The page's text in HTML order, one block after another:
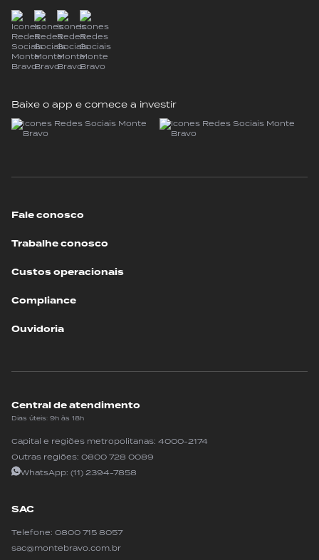
Baixe o app e comece a investir
Fale conosco
Trabalhe conosco
Custos operacionais
Compliance
Ouvidoria
Central de atendimento
Dias úteis: 9h às 18h
Capital e regiões metropolitanas: 4000-2174
Outras regiões: 0800 728 0089
WhatsApp: (11) 2394-7858
SAC
Telefone: 0800 715 8057
sac@montebravo.com.br